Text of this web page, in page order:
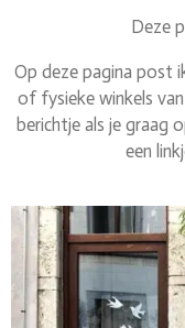
Deze
Op deze pagina post
of fysieke winkels
berichtje als je graag
een